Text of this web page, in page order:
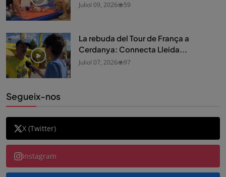
Juliol 09, 2026 59
La rebuda del Tour de França a
Cerdanya: Connecta Lleida...
Juliol 07, 2026 97
Segueix-nos
X (Twitter)
Instagram